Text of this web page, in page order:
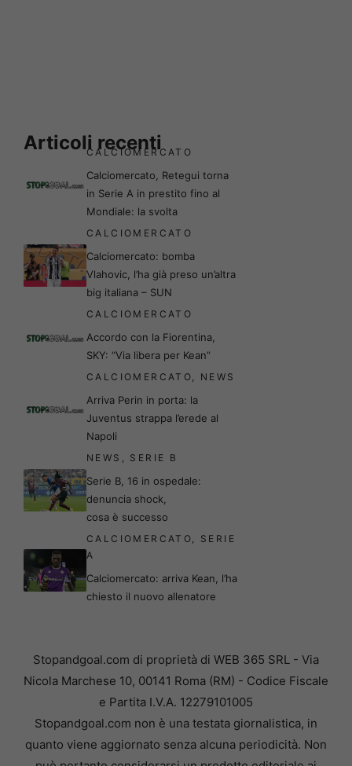
Articoli recenti
CALCIOMERCATO
Calciomercato, Retegui torna
in Serie A in prestito fino al
Mondiale: la svolta
CALCIOMERCATO
Calciomercato: bomba
Vlahovic, l’ha già preso un’altra
big italiana – SUN
CALCIOMERCATO
Accordo con la Fiorentina,
SKY: “Via libera per Kean”
CALCIOMERCATO, NEWS
Arriva Perin in porta: la
Juventus strappa l’erede al
Napoli
NEWS , SERIE B
Serie B, 16 in ospedale:
denuncia shock,
cosa è successo
CALCIOMERCATO, SERIE
A
Calciomercato: arriva Kean, l’ha
chiesto il nuovo allenatore
Stopandgoal.com di proprietà di WEB 365 SRL - Via
Nicola Marchese 10, 00141 Roma (RM) - Codice Fiscale
e Partita I.V.A. 12279101005
Stopandgoal.com non è una testata giornalistica, in
quanto viene aggiornato senza alcuna periodicità. Non